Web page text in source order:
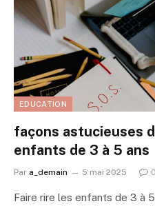
EDUCATION
façons astucieuses
enfants de 3 à 5 ans
Par a_demain 5 mai 2025 0
Faire rire les enfants de 3 à